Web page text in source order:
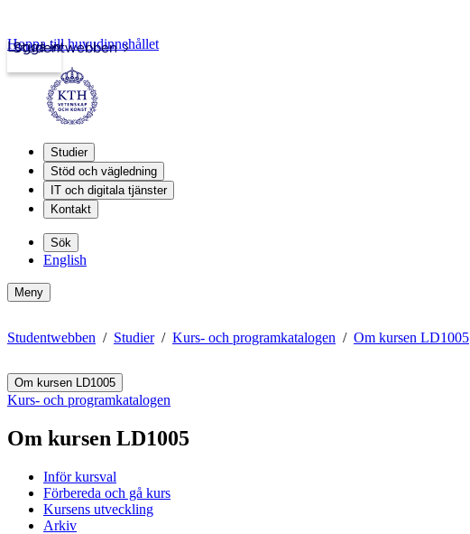
Studentwebben
Logga in
Hoppa till huvudinnehållet
Studier
Stöd och vägledning
IT och digitala tjänster
Kontakt
Sök
English
Meny
Studentwebben Studier Kurs- och programkatalogen Om kursen LD1005
Om kursen LD1005
Kurs- och programkatalogen
Om kursen LD1005
Inför kursval
Förbereda och gå kurs
Kursens utveckling
Arkiv